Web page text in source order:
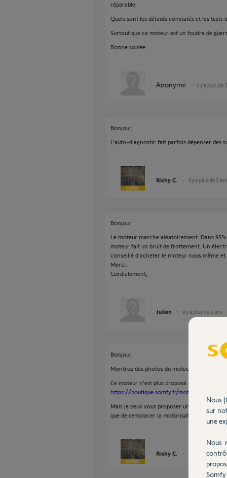
réparable.
Quels sont les défauts constatés et les tests
Surtout que ce moteur est un foudre de
Bonne soirée
Anonyme il y a plus de
Bonjour,
L'auto-diagnostic fait parfois dépenser des
Richy C. il y a plus de 2 ans
Bonjour,
Le moteur marche aléatoirement. Dans
moteur fait un bruit de frottement. Un
conseillé d’acheter le moteur nous même
Merci.
Cordialement,
Julien il y a plus de 2 ans
Bonjour,
Montrez des photos du moteur capot enlevé
Ce moteur n'est plus proposé à la vente:
https://boutique.somfy.fr/moteur-de-
Mais je peux vous proposer une rénovation
que de remplacer la motorisation.
Richy C. il y a plus de 2 ans
Nous
sur
une
Nous
Somfy